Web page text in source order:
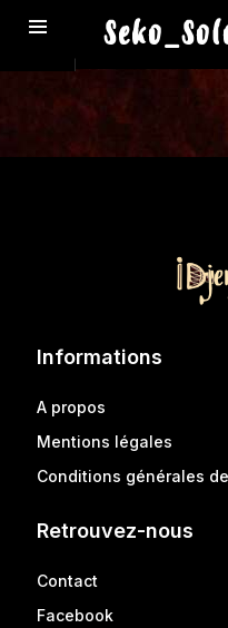
Informations
A propos
Mentions légales
Conditions générales
Retrouvez-nous
Contact
Facebook